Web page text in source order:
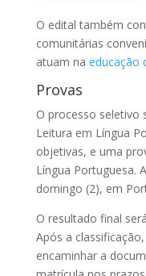
O edital também
comunitárias
atuam na educação
Provas
O processo seletivo
Leitura em Língua
objetivas, e uma
Língua Portuguesa.
domingo (2), em
O resultado final
Após a
encaminhar a